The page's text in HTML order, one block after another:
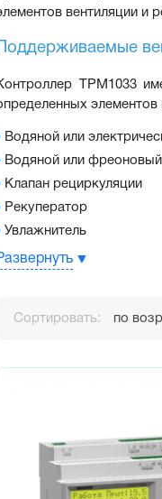
вентиляции и
Поддерживаемые
ТРМ1033
Водяной или
Водяной или
Клапан рециркуляции
Рекуператор
Увлажнитель
Резервный вентилятор
Универсальность
Интерфейс RS-485 и
(SCADA, OPC)
Сортировать: по